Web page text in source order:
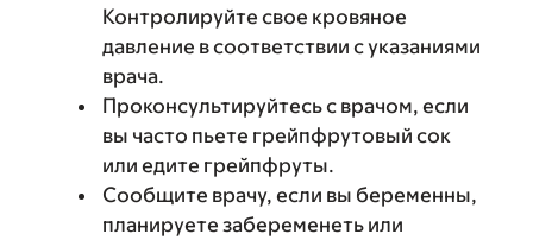
Контролируйте свое кровяное
давление в соответствии с указаниями
врача.
Проконсультируйтесь с врачом, если
вы часто пьете грейпфрутовый сок
или едите грейпфруты.
Сообщите врачу, если вы беременны,
планируете забеременеть или